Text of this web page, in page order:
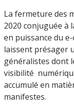
La fermeture des
2020 conjuguée à
en puissance du
laissent présager
généralistes dont
visibilité
accumulé en
manifestes.